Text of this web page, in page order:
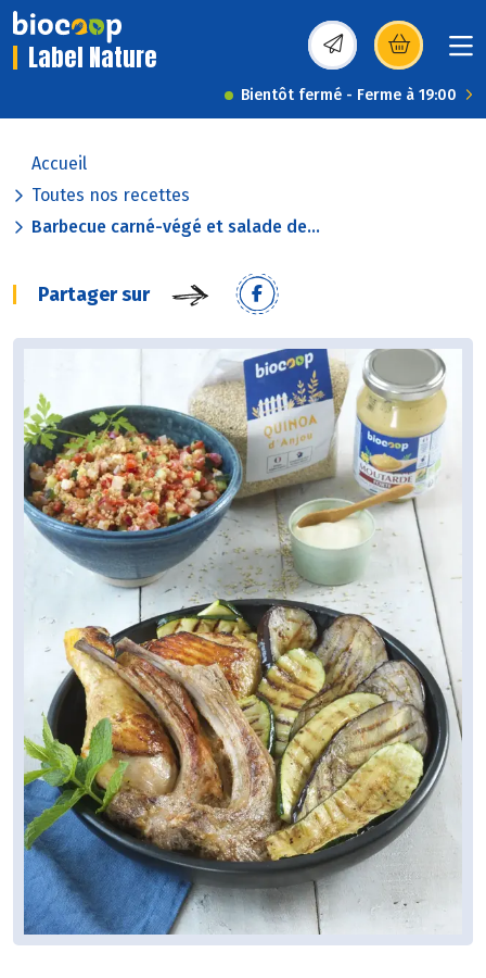
Label Nature (s’ouvre dans une
Bientôt fermé - Ferme à 19:00
Accueil
Toutes nos recettes
Barbecue carné-végé et salade de...
Partager sur